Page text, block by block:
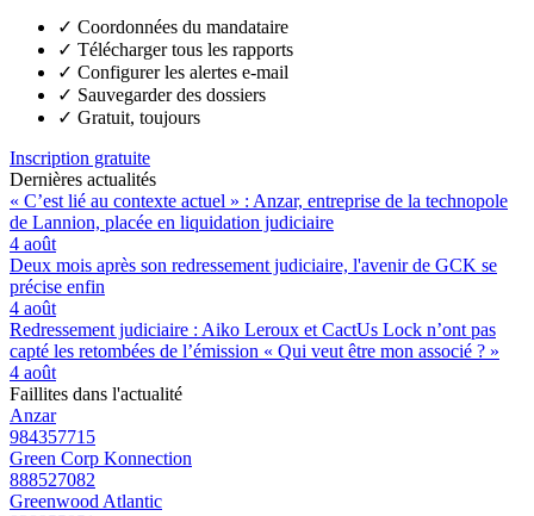
✓ Coordonnées du mandataire
✓ Télécharger tous les rapports
✓ Configurer les alertes e-mail
✓ Sauvegarder des dossiers
✓ Gratuit, toujours
Inscription gratuite
Dernières actualités
« C’est lié au contexte actuel » : Anzar, entreprise de la technopole
de Lannion, placée en liquidation judiciaire
4 août
Deux mois après son redressement judiciaire, l'avenir de GCK se
précise enfin
4 août
Redressement judiciaire : Aiko Leroux et CactUs Lock n’ont pas
capté les retombées de l’émission « Qui veut être mon associé ? »
4 août
Faillites dans l'actualité
Anzar
984357715
Green Corp Konnection
888527082
Greenwood Atlantic